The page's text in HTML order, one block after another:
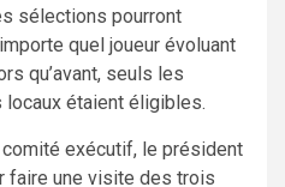
sélections pourront
quel joueur évoluant
qu’avant, seuls les
locaux étaient éligibles.
comité exécutif, le président
faire une visite des trois